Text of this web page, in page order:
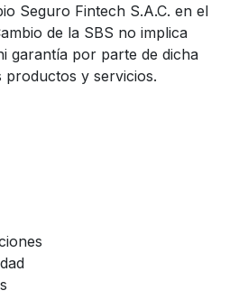
Seguro Fintech S.A.C. en el
de la SBS no implica
garantía por parte de dicha
productos y servicios.